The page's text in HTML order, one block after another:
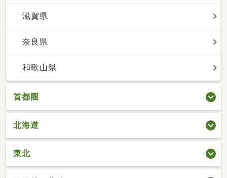
滋賀県
奈良県
和歌山県
首都圏
北海道
東北